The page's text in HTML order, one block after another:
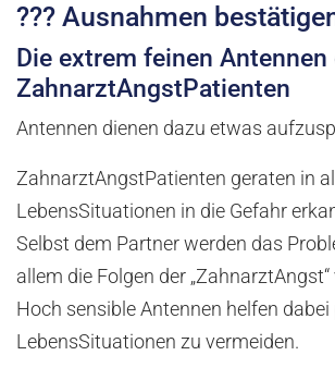
??? Ausnahmen
Die extrem feinen Antennen
ZahnarztAngstPatienten
Antennen dienen dazu etwas
ZahnarztAngstPatienten geraten in
LebensSituationen in die Gefahr
Selbst dem Partner werden das
allem die Folgen der
Hoch sensible Antennen helfen dabei
LebensSituationen zu vermeiden.